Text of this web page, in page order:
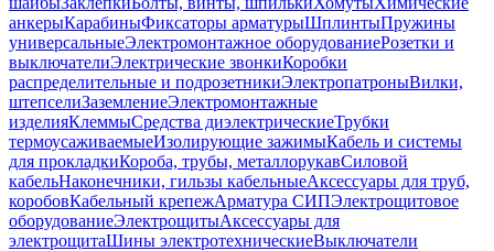
анкерыКарабиныФиксаторы арматурыШплинтыПружины
универсальныеЭлектромонтажное оборудованиеРозетки и
выключателиЭлектрические звонкиКоробки
распределительные и подрозетникиЭлектропатроныВилки,
штепселиЗаземлениеЭлектромонтажные
изделияКлеммыСредства диэлектрическиеТрубки
термоусаживаемыеИзолирующие зажимыКабель и системы
для прокладкиКороба, трубы, металлорукавСиловой
кабельНаконечники, гильзы кабельныеАксессуары для труб,
коробовКабельный крепежАрматура СИПЭлектрощитовое
оборудованиеЭлектрощитыАксессуары для
электрощитаШины электротехническиеВыключатели